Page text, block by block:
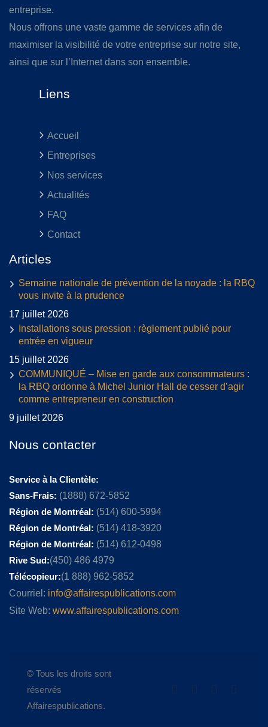
entreprise.
Nous offrons une vaste gamme de services afin de
maximiser la visibilité de votre entreprise sur notre site,
ainsi que sur l’Internet dans son ensemble.
Liens
Accueil
Entreprises
Nos services
Actualités
FAQ
Contact
Articles
Semaine nationale de prévention de la noyade : la RBQ
vous invite à la prudence
17 juillet 2026
Installations sous pression : règlement publié pour
entrée en vigueur
15 juillet 2026
COMMUNIQUÉ – Mise en garde aux consommateurs :
la RBQ ordonne à Michel Junior Hall de cesser d’agir
comme entrepreneur en construction
9 juillet 2026
Nous contacter
Service à la Clientèle:
Sans-Frais: (1888) 672-5852
Région de Montréal: (514) 600-5994
Région de Montréal: (514) 418-3920
Région de Montréal: (514) 612-0498
Rive Sud:(450) 486 4979
Télécopieur:(1 888) 962-5852
Courriel: info@affairespublications.com
Site Web: www.affairespublications.com
© Tous les droits sont
réservés
Affairespublications.